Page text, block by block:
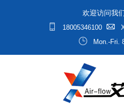
欢迎访问我
18005346100
Mon.-Fri.